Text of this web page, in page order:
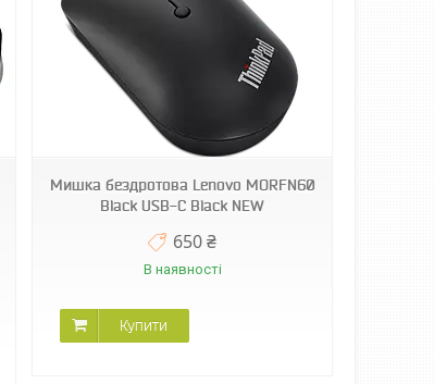
Мишка бездротова Lenovo MORFN60
Black USB-C Black NEW
650 ₴
В наявності
Купити